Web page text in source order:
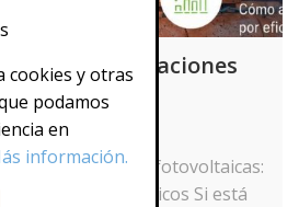
10% en instalaciones
en instalaciones fotovoltaicas:
y ejemplos prácticos Si está
cookies y otras
podamos
en
información.